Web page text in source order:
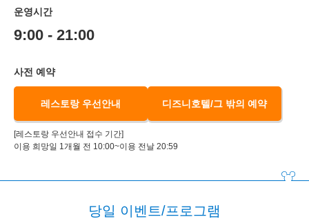
운영시간
9:00 - 21:00
사전 예약
레스토랑 우선안내 디즈니호텔/그 밖의 예약
[레스토랑 우선안내 접수 기간]
이용 희망일 1개월 전 10:00~이용 전날 20:59
당일 이벤트/프로그램